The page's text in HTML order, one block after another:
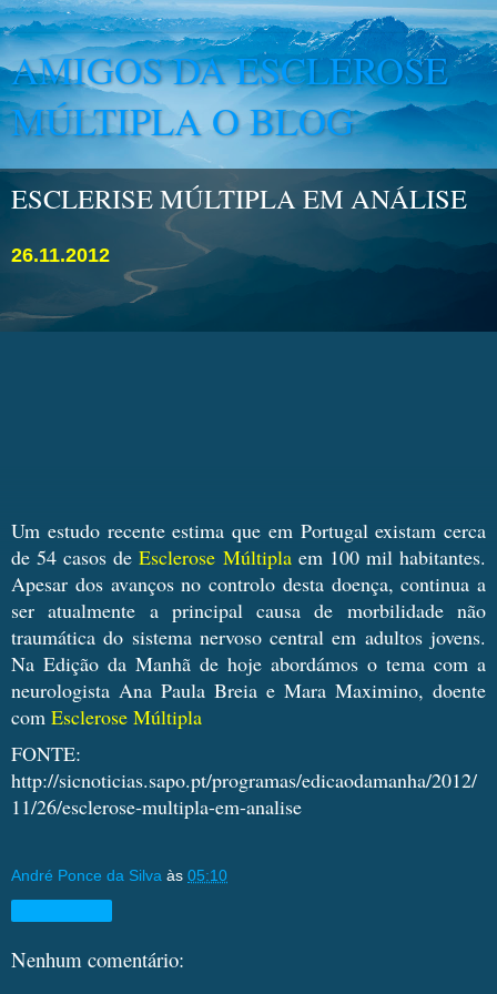
AMIGOS DA ESCLEROSE
MÚLTIPLA O BLOG
ESCLERISE MÚLTIPLA EM ANÁLISE
26.11.2012
Um estudo recente estima que em Portugal existam cerca
de 54 casos deEsclerose Múltiplaem 100 mil habitantes.
Apesar dos avanços no controlo desta doença, continua a
ser atualmente a principal causa de morbilidade não
traumática do sistema nervoso central em adultos jovens.
Na Edição da Manhã de hoje abordámos o tema com a
neurologista Ana Paula Breia e Mara Maximino, doente
com Esclerose Múltipla
FONTE:
http://sicnoticias.sapo.pt/programas/edicaodamanha/2012/
11/26/esclerose-multipla-em-analise
André Ponce da Silva às 05:10
Nenhum comentário: